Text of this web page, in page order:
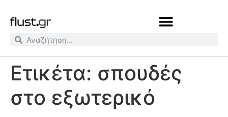
Ετικέτα: σπουδές
στο εξωτερικό